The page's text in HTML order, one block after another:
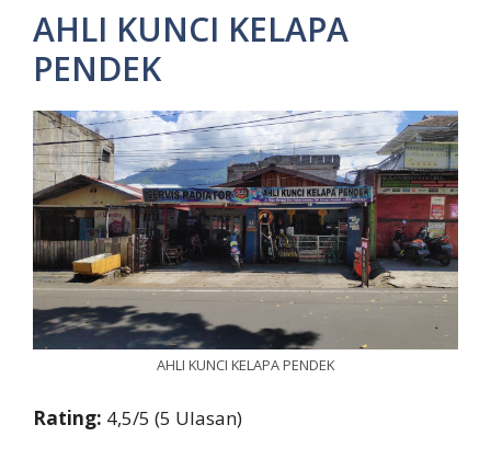
AHLI KUNCI KELAPA
PENDEK
AHLI KUNCI KELAPA PENDEK
Rating: 4,5/5 (5 Ulasan)